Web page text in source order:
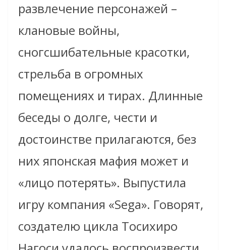
развлечение персонажей –
клановые войны,
сногсшибательные красотки,
стрельба в огромных
помещениях и тирах. Длинные
беседы о долге, чести и
достоинстве прилагаются, без
них японская мафия может и
«лицо потерять». Выпустила
игру компания «Sega». Говорят,
создателю цикла Тосихиро